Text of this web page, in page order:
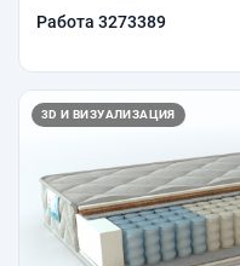
Работа 3273389
3D И ВИЗУАЛИЗАЦИЯ